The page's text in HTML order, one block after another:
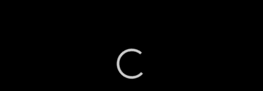
dénoncer l’absence de concertation sociale en lien avec
un plan de fermetures du côté francophone du pays.